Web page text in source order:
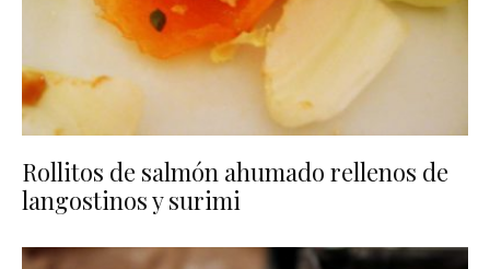
Rollitos de salmón ahumado rellenos de
langostinos y surimi